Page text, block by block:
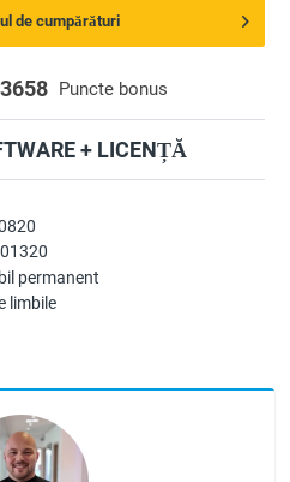
permanent
limbile
Puncte bonus
+ LICENȚĂ
de cumpărături